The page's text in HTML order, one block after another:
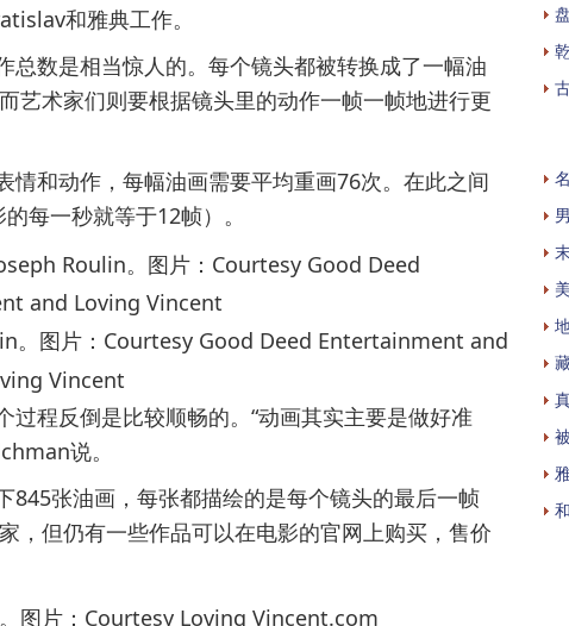
和雅典工作。
数是相当惊人的。每个镜头都被转换成了一幅油
艺术家们则要根据镜头里的动作一帧一帧地进行更
和动作，每幅油画需要平均重画76次。在此之间
每一秒就等于12帧）。
。图片：Courtesy Good Deed Entertainment and
Vincent
程反倒是比较顺畅的。“动画其实主要是做好准
说。
张油画，每张都描绘的是每个镜头的最后一帧
，但仍有一些作品可以在电影的官网上购买，售价